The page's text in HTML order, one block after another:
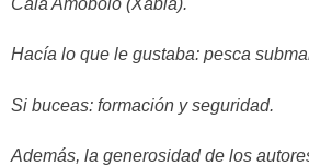
Hacía lo que le gustaba: pesca
Si buceas: formación y seguridad.
Además, la generosidad de los